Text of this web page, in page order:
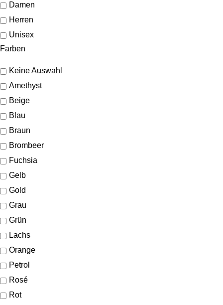
Damen
Herren
Unisex
Farben
Keine Auswahl
Amethyst
Beige
Blau
Braun
Brombeer
Fuchsia
Gelb
Gold
Grau
Grün
Lachs
Orange
Petrol
Rosé
Rot